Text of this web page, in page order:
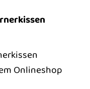
Onlineshop